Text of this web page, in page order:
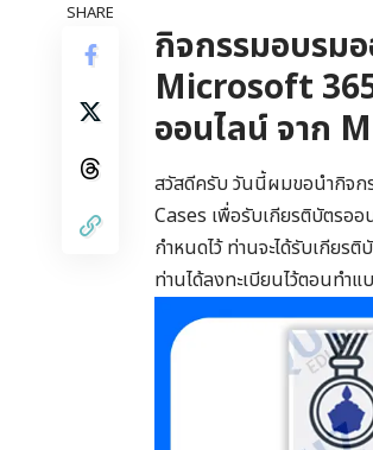
SHARE
กิจกรรมอบรม
Microsoft
ออนไลน์ จาก
สวัสดีครับ วันนี้ผมขอนำกิจก
Cases เพื่อรับเกียรติบัตรอ
กำหนดไว้ ท่านจะได้รับเกียร
ท่านได้ลงทะเบียนไว้ตอนทำ